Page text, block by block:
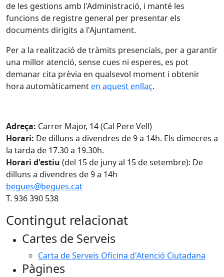
de les gestions amb l'Administració, i manté les
funcions de registre general per presentar els
documents dirigits a l'Ajuntament.
Per a la realització de tràmits presencials, per a garantir
una millor atenció, sense cues ni esperes, es pot
demanar cita prèvia en qualsevol moment i obtenir
hora automàticamenten aquest enllaç.
Adreça: Carrer Major, 14 (Cal Pere Vell)
Horari: De dilluns a divendres de 9 a 14h. Els dimecres a
la tarda de 17.30 a 19.30h.
Horari d'estiu (del 15 de juny al 15 de setembre): De
dilluns a divendres de 9 a 14h
begues@begues.cat
T. 936 390 538
Contingut relacionat
Cartes de Serveis
Carta de Serveis Oficina d'Atenció Ciutadana
Pàgines